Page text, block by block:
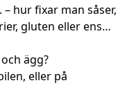
hur fixar man såser,
gluten eller ens
ägg?
eller på